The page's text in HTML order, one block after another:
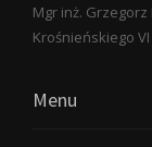
Mgr inż.
Krośnieńskiego
Menu